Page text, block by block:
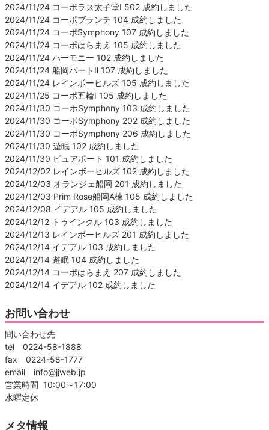
2024/11/24 コーポラス太子堂Ⅰ 502 成約しました
2024/11/24 コーポブランチ 104 成約しました
2024/11/24 コーポSymphony 107 成約しました
2024/11/24 コーポはらまえ 105 成約しました
2024/11/24 ハーモニー 102 成約しました
2024/11/24 船岡パートⅡ 107 成約しました
2024/11/24 レインボーヒルズ 105 成約しました
2024/11/25 コーポ五輪Ⅰ 105 成約しました
2024/11/30 コーポSymphony 103 成約しました
2024/11/30 コーポSymphony 202 成約しました
2024/11/30 コーポSymphony 206 成約しました
2024/11/30 遊眠 102 成約しました
2024/11/30 ピュアポート 101 成約しました
2024/12/02 レインボーヒルズ 102 成約しました
2024/12/03 オランジェ船岡 201 成約しました
2024/12/03 Prim Rose船岡A棟 105 成約しました
2024/12/08 イデアル 105 成約しました
2024/12/12 トゥインクル 103 成約しました
2024/12/13 レインボーヒルズ 201 成約しました
2024/12/14 イデアル 103 成約しました
2024/12/14 遊眠 104 成約しました
2024/12/14 コーポはらまえ 207 成約しました
2024/12/14 イデアル 102 成約しました
お問い合わせ
問い合わせ先
tel 0224-58-1888
fax 0224-58-1777
email info@jjweb.jp
営業時間 10:00～17:00
水曜定休
メタ情報